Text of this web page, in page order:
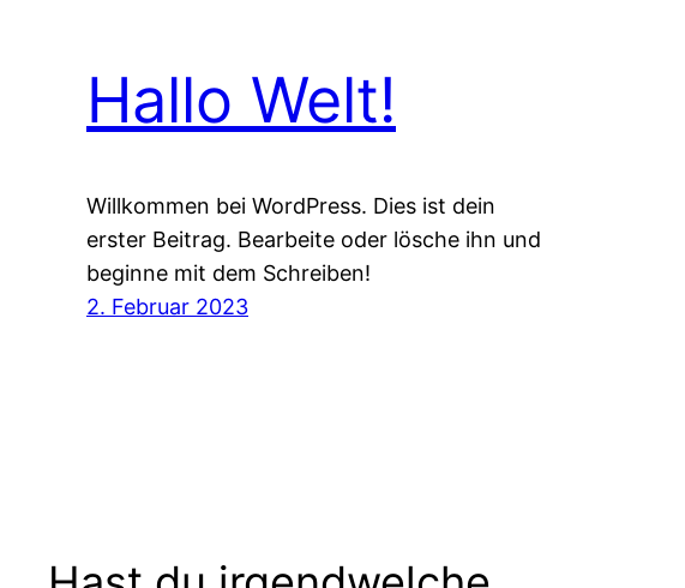
Hallo Welt!
Willkommen bei WordPress. Dies ist dein
erster Beitrag. Bearbeite oder lösche ihn und
beginne mit dem Schreiben!
2. Februar 2023